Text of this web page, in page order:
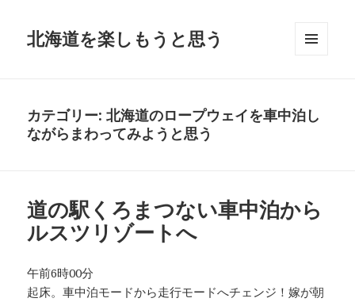
北海道を楽しもうと思う
カテゴリー:北海道のロープウェイを車中泊し
ながらまわってみようと思う
道の駅くろまつない車中泊から
ルスツリゾートへ
午前6時00分
起床。車中泊モードから走行モードへチェンジ！嫁が朝